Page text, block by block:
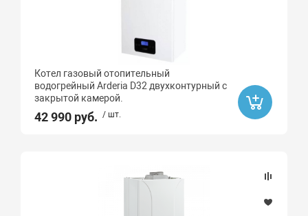
Котел газовый отопительный
водогрейный Arderia D32 двухконтурный с
закрытой камерой.
42 990 руб. / шт.